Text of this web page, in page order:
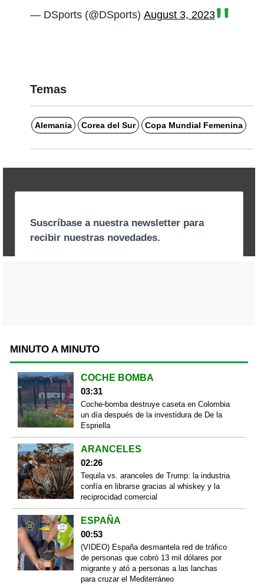
— DSports (@DSports) August 3, 2023
Temas
Alemania Corea del Sur Copa Mundial Femenina
MINUTO A MINUTO
COCHE BOMBA
03:31
Coche-bomba destruye caseta en Colombia
un día después de la investidura de De la
Espriella
ARANCELES
02:26
Tequila vs. aranceles de Trump: la industria
confía en librarse gracias al whiskey y la
reciprocidad comercial
ESPAÑA
00:53
(VIDEO) España desmantela red de tráfico
de personas que cobró 13 mil dólares por
migrante y ató a personas a las lanchas
para cruzar el Mediterráneo